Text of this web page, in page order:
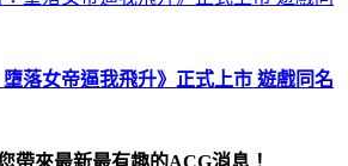
墮落女帝逼我飛升》正式上市 遊戲同名